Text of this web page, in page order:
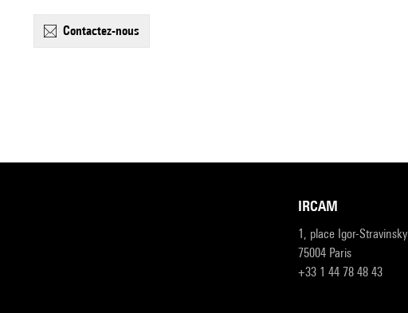
contactez-nous
IRCAM
1, place Igor-Stravinsky
75004 Paris
+33 1 44 78 48 43